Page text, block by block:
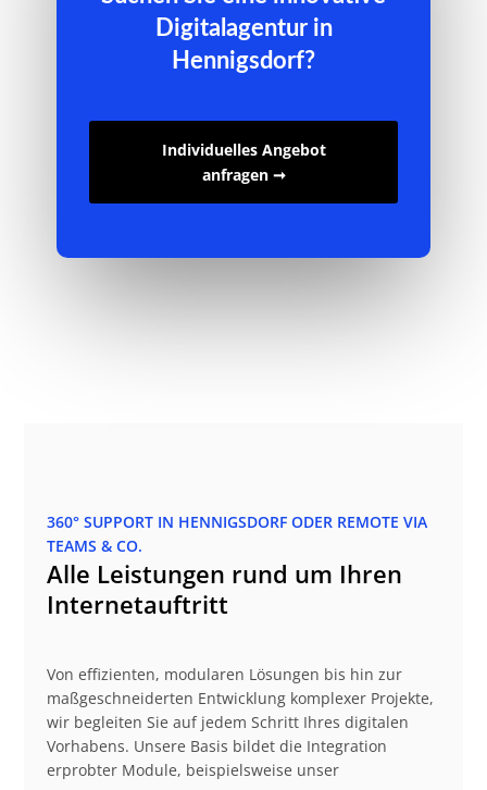
Digitalagentur in
Hennigsdorf?
Individuelles Angebot
anfragen ➞
360° SUPPORT IN HENNIGSDORF ODER REMOTE VIA
TEAMS & CO.
Alle Leistungen rund um Ihren
Internetauftritt
Von effizienten, modularen Lösungen bis hin zur
maßgeschneiderten Entwicklung komplexer Projekte,
wir begleiten Sie auf jedem Schritt Ihres digitalen
Vorhabens. Unsere Basis bildet die Integration
erprobter Module, beispielsweise unser